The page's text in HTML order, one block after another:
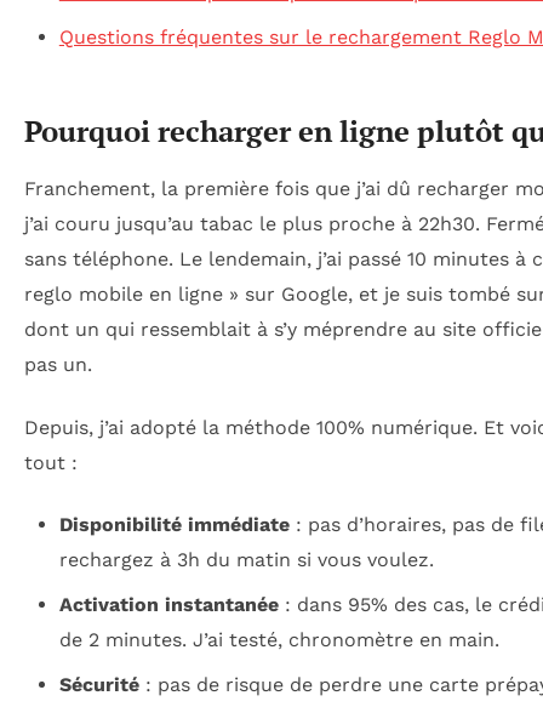
Questions fréquentes sur le rechargement Reglo
Pourquoi recharger en ligne plutôt
Franchement, la première fois que j’ai dû recharger
j’ai couru jusqu’au tabac le plus proche à 22h30.
sans téléphone. Le lendemain, j’ai passé 10 minutes à
reglo mobile en ligne » sur Google, et je suis tombé
dont un qui ressemblait à s’y méprendre au site
pas un.
Depuis, j’ai adopté la méthode 100% numérique. Et
tout :
Disponibilité immédiate: pas d’horaires, pas de
rechargez à 3h du matin si vous voulez.
Activation instantanée: dans 95% des cas, le
de 2 minutes. J’ai testé, chronomètre en main.
Sécurité: pas de risque de perdre une carte